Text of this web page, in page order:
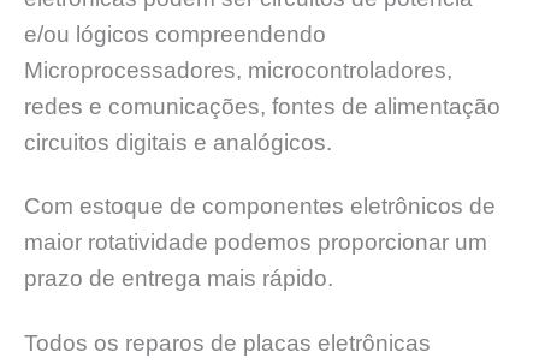
e/ou lógicos compreendendo
Microprocessadores, microcontroladores,
redes e comunicações, fontes de alimentação
circuitos digitais e analógicos.
Com estoque de componentes eletrônicos de
maior rotatividade podemos proporcionar um
prazo de entrega mais rápido.
Todos os reparos de placas eletrônicas